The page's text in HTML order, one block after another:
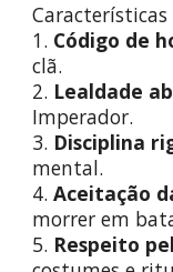
Características
1. Código de
clã.
2. Lealdade
Imperador.
3. Disciplina
mental.
4.Aceitação
morrer em
5. Respeito